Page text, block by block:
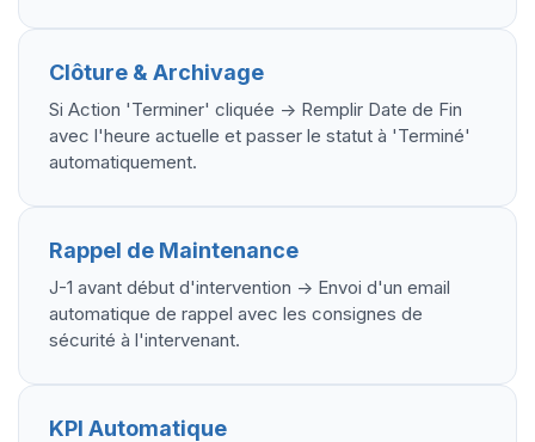
Clôture & Archivage
Si Action 'Terminer' cliquée -> Remplir Date de Fin
avec l'heure actuelle et passer le statut à 'Terminé'
automatiquement.
Rappel de Maintenance
J-1 avant début d'intervention -> Envoi d'un email
automatique de rappel avec les consignes de
sécurité à l'intervenant.
KPI Automatique